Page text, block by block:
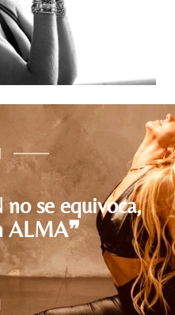
se equivoca,
ALMA❞